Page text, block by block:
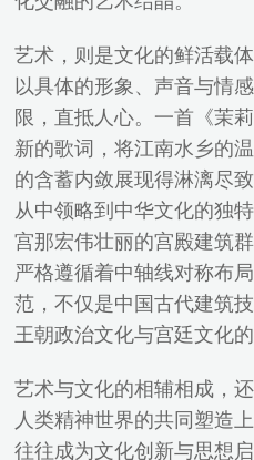
艺术，则是文化的鲜活载
以具体的形象、声音与情
限，直抵人心。一首《茉
新的歌词，将江南水乡的
的含蓄内敛展现得淋漓尽
从中领略到中华文化的独
宫那宏伟壮丽的宫殿建筑
严格遵循着中轴线对称布
范，不仅是中国古代建筑
王朝政治文化与宫廷文化的
艺术与文化的相辅相成，
人类精神世界的共同塑造
往往成为文化创新与思想